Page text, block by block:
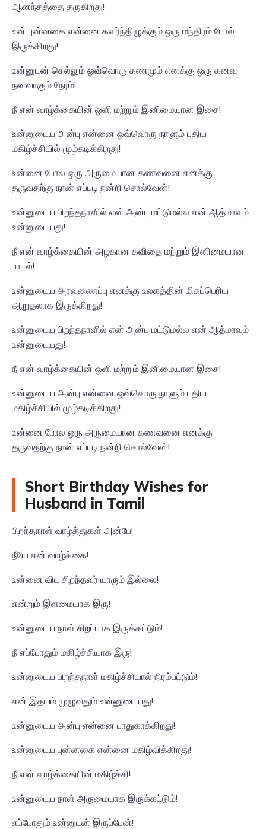
ஆனந்தத்தை தருகிறது!
உன் புன்னகை என்னை கவர்ந்திழுக்கும் ஒரு மந்திரம் போல்
இருக்கிறது!
உன்னுடன் செல்லும் ஒவ்வொரு கணமும் எனக்கு ஒரு கனவு
நனவாகும் நேரம்!
நீ என் வாழ்க்கையின் ஒளி மற்றும் இனிமையான இசை!
உன்னுடைய அன்பு என்னை ஒவ்வொரு நாளும் புதிய
மகிழ்ச்சியில் மூழ்கடிக்கிறது!
உன்னை போல ஒரு அருமையான கணவனை எனக்கு
தருவதற்கு நான் எப்படி நன்றி சொல்வேன்!
உன்னுடைய பிறந்தநாளில் என் அன்பு மட்டுமல்ல என் ஆத்மாவும்
உன்னுடையது!
நீ என் வாழ்க்கையின் அழகான கவிதை மற்றும் இனிமையான
பாடல்!
உன்னுடைய அரவணைப்பு எனக்கு உலகத்தின் மிகப்பெரிய
ஆறுதலாக இருக்கிறது!
உன்னுடைய பிறந்தநாளில் என் அன்பு மட்டுமல்ல என் ஆத்மாவும்
உன்னுடையது!
நீ என் வாழ்க்கையின் ஒளி மற்றும் இனிமையான இசை!
உன்னுடைய அன்பு என்னை ஒவ்வொரு நாளும் புதிய
மகிழ்ச்சியில் மூழ்கடிக்கிறது!
உன்னை போல ஒரு அருமையான கணவனை எனக்கு
தருவதற்கு நான் எப்படி நன்றி சொல்வேன்!
Short Birthday Wishes for
Husband in Tamil
பிறந்தநாள் வாழ்த்துகள் அன்பே!
நீயே என் வாழ்க்கை!
உன்னை விட சிறந்தவர் யாரும் இல்லை!
என்றும் இளமையாக இரு!
உன்னுடைய நாள் சிறப்பாக இருக்கட்டும்!
நீ எப்போதும் மகிழ்ச்சியாக இரு!
உன்னுடைய பிறந்தநாள் மகிழ்ச்சியால் நிரம்பட்டும்!
என் இதயம் முழுவதும் உன்னுடையது!
உன்னுடைய அன்பு என்னை பாதுகாக்கிறது!
உன்னுடைய புன்னகை என்னை மகிழ்விக்கிறது!
நீ என் வாழ்க்கையின் மகிழ்ச்சி!
உன்னுடைய நாள் அருமையாக இருக்கட்டும்!
எப்போதும் உன்னுடன் இருப்பேன்!